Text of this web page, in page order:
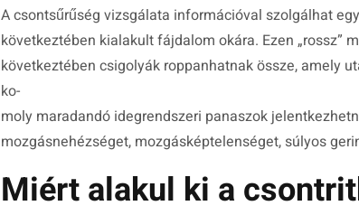
A csontsűrűség vizsgálata információval szolgálhat
következtében kialakult fájdalom okára. Ezen „rossz”
következtében csigolyák roppanhatnak össze, amely
ko-
moly maradandó idegrendszeri panaszok
mozgásnehézséget, mozgásképtelenséget, súlyos
Miért alakul ki a